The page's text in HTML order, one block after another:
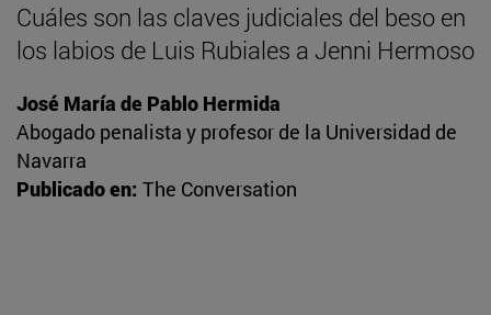
Cuáles son las claves judiciales del beso en
los labios de Luis Rubiales a Jenni Hermoso
José María de Pablo Hermida
Abogado penalista y profesor de la Universidad de
Navarra
Publicado en: The Conversation